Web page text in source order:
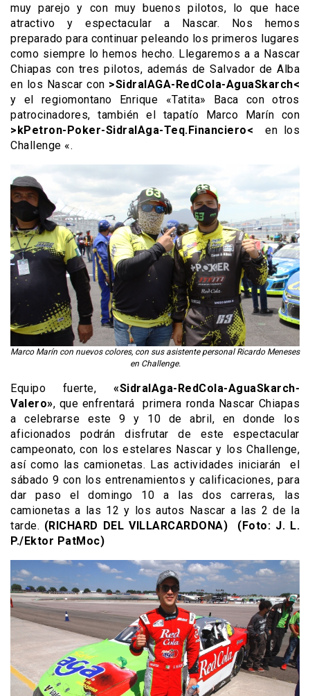
muy parejo y con muy buenos pilotos, lo que hace
atractivo y espectacular a Nascar. Nos hemos
preparado para continuar peleando los primeros lugares
como siempre lo hemos hecho. Llegaremos a a Nascar
Chiapas con tres pilotos, además de Salvador de Alba
en los Nascar con >SidralAGA-RedCola-AguaSkarch<
y el regiomontano Enrique «Tatita» Baca con otros
patrocinadores, también el tapatío Marco Marín con
>kPetron-Poker-SidralAga-Teq.Financiero< en los
Challenge «.
Marco Marín con nuevos colores, con sus asistente personal Ricardo Meneses
en Challenge.
Equipo fuerte, «SidralAga-RedCola-AguaSkarch-
Valero», que enfrentará primera ronda Nascar Chiapas
a celebrarse este 9 y 10 de abril, en donde los
aficionados podrán disfrutar de este espectacular
campeonato, con los estelares Nascar y los Challenge,
así como las camionetas. Las actividades iniciarán el
sábado 9 con los entrenamientos y calificaciones, para
dar paso el domingo 10 a las dos carreras, las
camionetas a las 12 y los autos Nascar a las 2 de la
tarde. (RICHARD DEL VILLARCARDONA) (Foto: J. L.
P./Ektor PatMoc)